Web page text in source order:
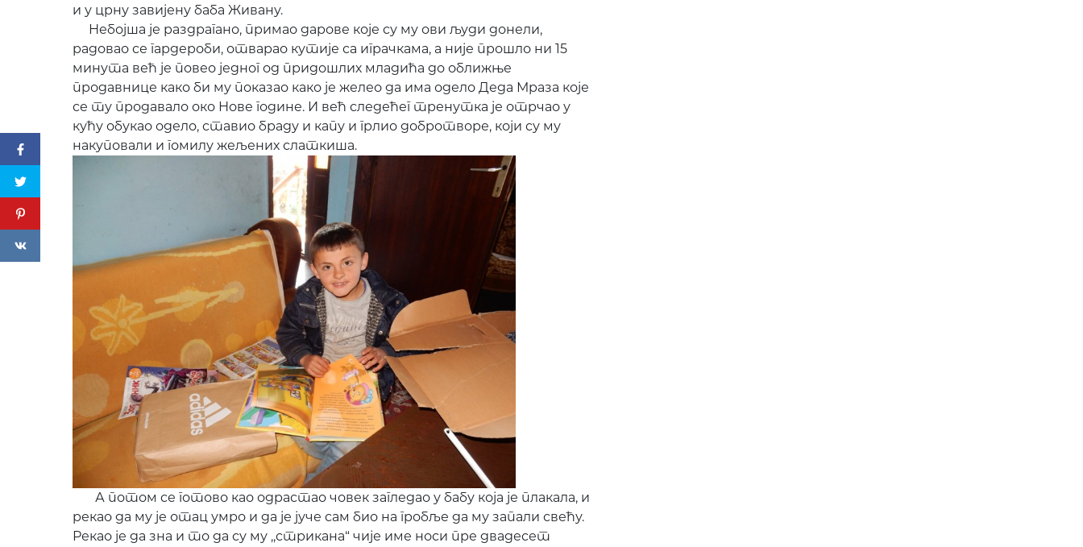
и у црну завијену баба Живану.
Небојша је раздрагано, примао дарове које су му ови људи донели,
радовао се гардероби, отварао кутије са играчкама, а није прошло ни 15
минута већ је повео једног од придошлих младића до оближње
продавнице како би му показао како је желео да има одело Деда Мраза које
се ту продавало око Нове године. И већ следећег тренутка је отрчао у
кућу обукао одело, ставио браду и капу и грлио добротворе, који су му
накуповали и гомилу жељених слаткиша.
А потом се готово као одрастао човек загледао у бабу која је плакала, и
рекао да му је отац умро и да је јуче сам био на гробље да му запали свећу.
Рекао је да зна и то да су му ,,стрикана“ чије име носи пре двадесет